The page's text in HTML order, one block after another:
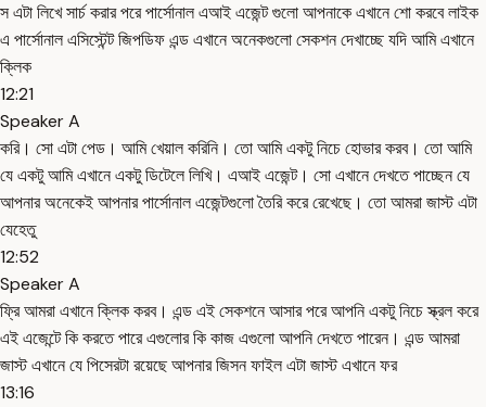
স এটা লিখে সার্চ করার পরে পার্সোনাল এআই এজেন্ট গুলো আপনাকে এখানে শো করবে লাইক
এ পার্সোনাল এসিস্টেন্ট জিপডিফ এন্ড এখানে অনেকগুলো সেকশন দেখাচ্ছে যদি আমি এখানে
ক্লিক
12:21
Speaker A
করি। সো এটা পেড। আমি খেয়াল করিনি। তো আমি একটু নিচে হোভার করব। তো আমি
যে একটু আমি এখানে একটু ডিটেলে লিখি। এআই এজেন্ট। সো এখানে দেখতে পাচ্ছেন যে
আপনার অনেকেই আপনার পার্সোনাল এজেন্টগুলো তৈরি করে রেখেছে। তো আমরা জাস্ট এটা
যেহেতু
12:52
Speaker A
ফ্রি আমরা এখানে ক্লিক করব। এন্ড এই সেকশনে আসার পরে আপনি একটু নিচে স্ক্রল করে
এই এজেন্টে কি করতে পারে এগুলোর কি কাজ এগুলো আপনি দেখতে পারেন। এন্ড আমরা
জাস্ট এখানে যে পিসেরটা রয়েছে আপনার জিসন ফাইল এটা জাস্ট এখানে ফর
13:16